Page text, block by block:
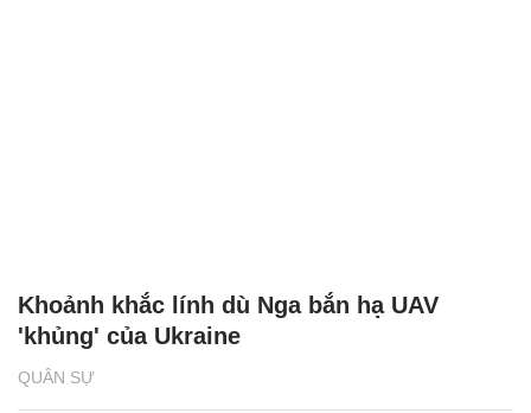
QUÂN SỰ
Khoảnh khắc lính dù Nga bắn hạ UAV
'khủng' của Ukraine